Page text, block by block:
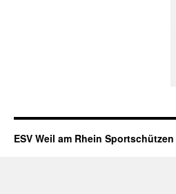
ESV Weil am Rhein Sportschützen